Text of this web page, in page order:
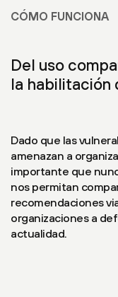
CÓMO FUNCIONA
Del uso
la habilitación
Dado que las
amenazan a
importante que
nos permitan
recomendaciones
organizaciones a
actualidad.